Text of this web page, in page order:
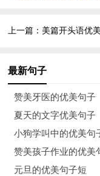
意，入冬的一陽一光
一份冬天的情怀。
8. 路上的杨柳依然神
的降温没带给她们多
摸一着十分冰冷，也
多少无辜的生命，又
上一篇： 美篇开头语优
最新句子
赞美牙医的优美句子
夏天的文字优美句子
小狗学叫中的优美句
赞美孩子作业的优美
元旦的优美句子短